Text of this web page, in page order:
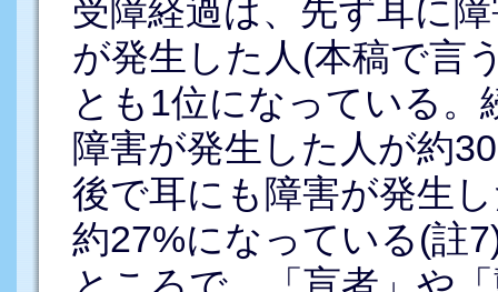
受障経過は、先ず耳に
が発生した人(本稿で言
とも1位になっている
障害が発生した人が約
後で耳にも障害が発生
約27%になっている(註